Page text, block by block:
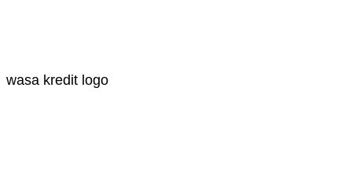
wasa kredit logo